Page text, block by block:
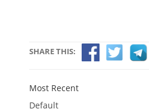
SHARE THIS:
Most Recent
Default